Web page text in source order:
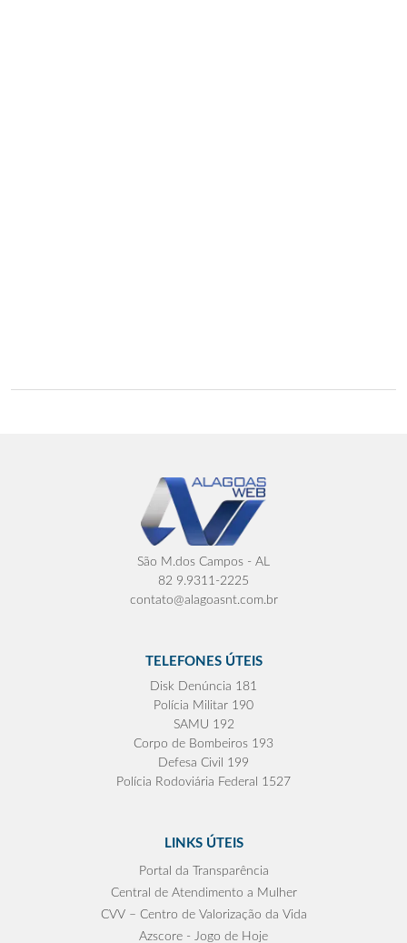
São M.dos Campos - AL
82 9.9311-2225
contato@alagoasnt.com.br
TELEFONES ÚTEIS
Disk Denúncia 181
Polícia Militar 190
SAMU 192
Corpo de Bombeiros 193
Defesa Civil 199
Polícia Rodoviária Federal 1527
LINKS ÚTEIS
Portal da Transparência
Central de Atendimento a Mulher
CVV – Centro de Valorização da Vida
Azscore - Jogo de Hoje